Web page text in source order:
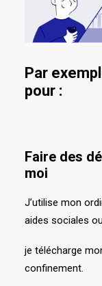
Par
pour :
Faire des
moi
J’utilise mon
aides sociales
je télécharge
confinement.